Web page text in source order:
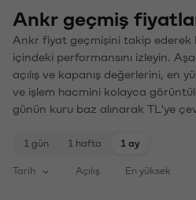
Ankr geçmiş
Ankr fiyat geçmişini takip ederek
içindeki performansını izleyin.
açılış ve kapanış değerlerini, en
ve işlem hacmini kolayca
günün kuru baz alınarak TL'ye
1 gün 1 hafta 1 ay
Tarih Açılış En yüksek